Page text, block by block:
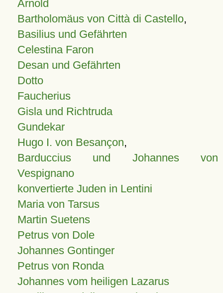
Arnold
Bartholomäus von Città di Castello,
Basilius und Gefährten
Celestina Faron
Desan und Gefährten
Dotto
Faucherius
Gisla und Richtruda
Gundekar
Hugo I. von Besançon,
Barduccius und Johannes von
Vespignano
konvertierte Juden in Lentini
Maria von Tarsus
Martin Suetens
Petrus von Dole
Johannes Gontinger
Petrus von Ronda
Johannes vom heiligen Lazarus